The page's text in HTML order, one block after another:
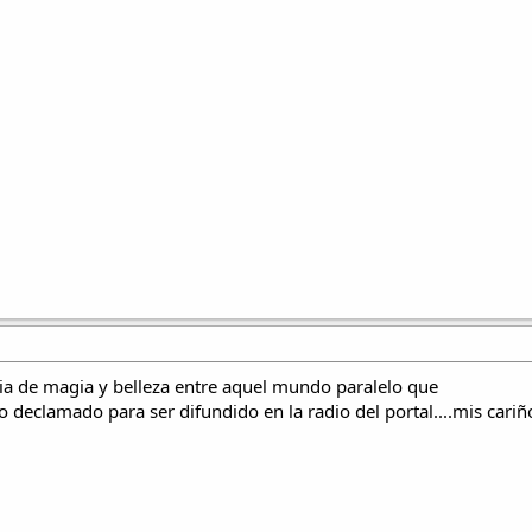
entre aullidos,
de magia y belleza entre aquel mundo paralelo que
declamado para ser difundido en la radio del portal....mis